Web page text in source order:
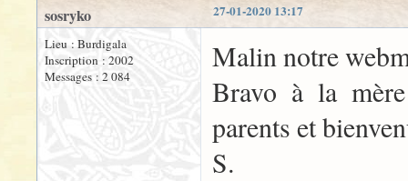
27-01-2020 13:17
sosryko
Lieu : Burdigala
Inscription : 2002
Messages : 2 084
Malin notre
Bravo à la
parents et
S.